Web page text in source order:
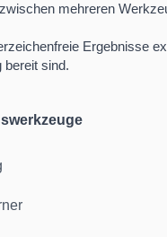
mehreren
Ergebnisse
bereit sind.